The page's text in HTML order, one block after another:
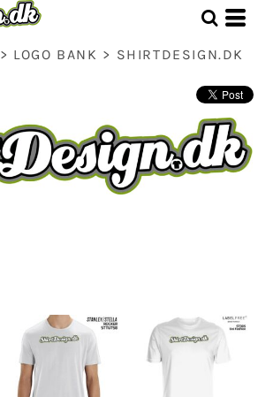
> LOGO BANK > SHIRTDESIGN.DK